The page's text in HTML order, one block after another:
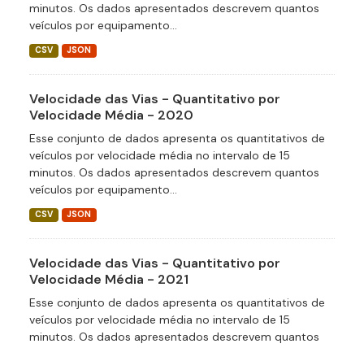
minutos. Os dados apresentados descrevem quantos
veículos por equipamento...
CSV JSON
Velocidade das Vias - Quantitativo por
Velocidade Média - 2020
Esse conjunto de dados apresenta os quantitativos de
veículos por velocidade média no intervalo de 15
minutos. Os dados apresentados descrevem quantos
veículos por equipamento...
CSV JSON
Velocidade das Vias - Quantitativo por
Velocidade Média - 2021
Esse conjunto de dados apresenta os quantitativos de
veículos por velocidade média no intervalo de 15
minutos. Os dados apresentados descrevem quantos